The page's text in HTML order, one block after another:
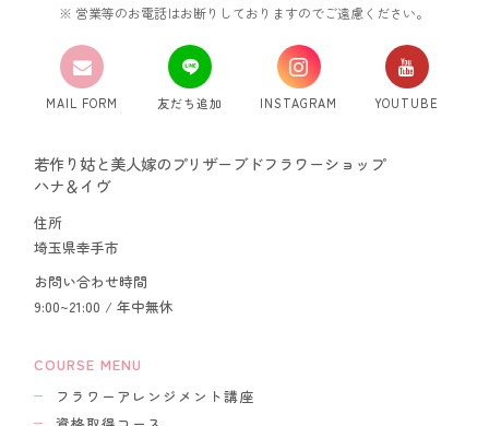
営業等のお電話はお断りしておりますのでご遠慮ください。
MAIL FORM 友だち追加 INSTAGRAM YOUTUBE
若作り姑と美人嫁のプリザーブドフラワーショップ
ハナ＆イヴ
住所
埼玉県幸手市
お問い合わせ時間
9:00~21:00 / 年中無休
COURSE MENU
フラワーアレンジメント講座